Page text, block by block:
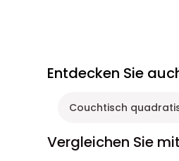
Entdecken Sie
Couchtisch
Vergleichen Sie